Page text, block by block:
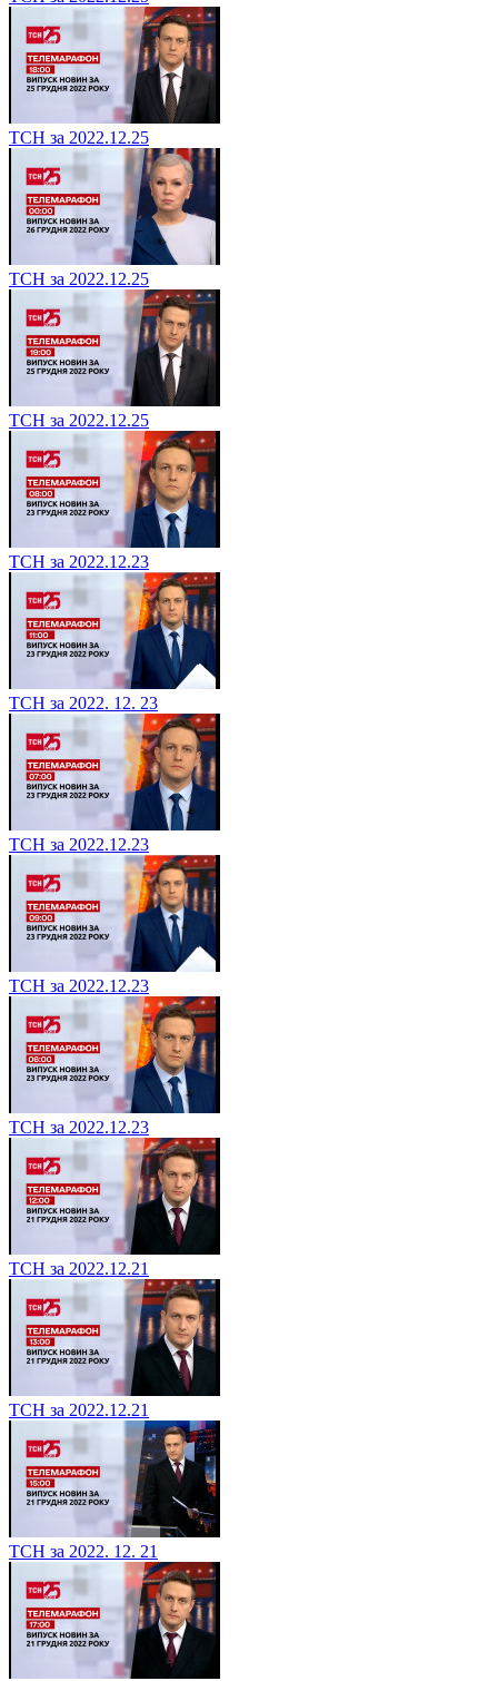
ТСН за 2022.12.25
ТСН за 2022.12.25
ТСН за 2022.12.25
ТСН за 2022.12.23
ТСН за 2022. 12. 23
ТСН за 2022.12.23
ТСН за 2022.12.23
ТСН за 2022.12.23
ТСН за 2022.12.21
ТСН за 2022.12.21
ТСН за 2022. 12. 21